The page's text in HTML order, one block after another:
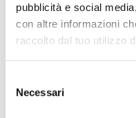
pubblicità e social
con altre informazioni
raccolto dal tuo utilizzo
delNecessari
dalla prossima stagione
know-how fuori dalle
quest’ultima la novità
professionistiche, per